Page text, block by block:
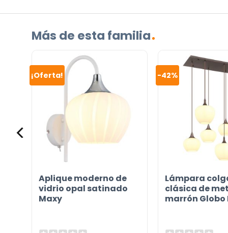
Más de esta familia
¡Oferta!
Aplique moderno de
vidrio opal satinado
Maxy
-42%
Lámpara
clásica de
marrón Globo